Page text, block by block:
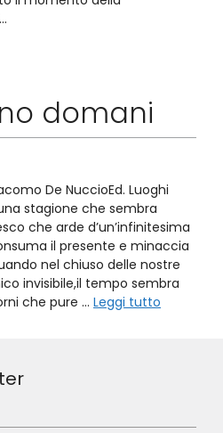
domani
De NuccioEd. Luoghi
stagione che sembra
che arde d’un’infinitesima
il presente e minaccia
nel chiuso delle nostre
invisibile,il tempo sembra
che pure … Leggi tutto